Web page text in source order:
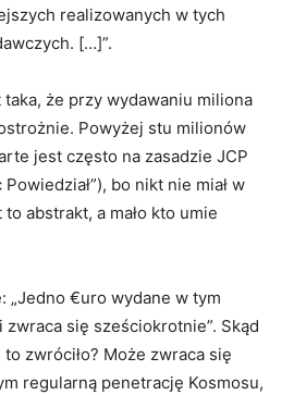
realizowanych w tych
[…]”.
taka, że przy wydawaniu miliona
Powyżej stu milionów
jest często na zasadzie JCP
bo nikt nie miał w
abstrakt, a mało kto umie
„Jedno €uro wydane w tym
się sześciokrotnie”. Skąd
zwróciło? Może zwraca się
regularną penetrację Kosmosu,